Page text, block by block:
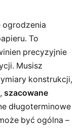
ogrodzenia
To
precyzyjnie
Musisz
konstrukcji,
szacowane
długoterminowe
być ogólna –